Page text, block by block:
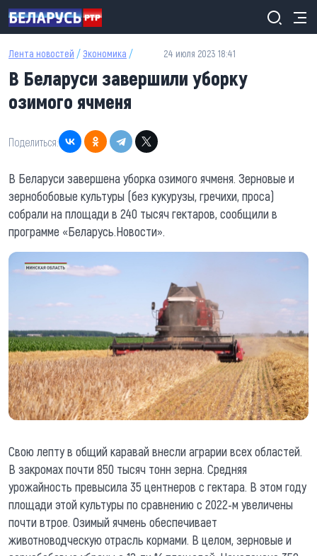
Перейти к основному содержанию
Лента новостей / Экономика / 24 июля 2023 18:41
В Беларуси завершили уборку
озимого ячменя
Поделиться:
В Беларуси завершена уборка озимого ячменя. Зерновые и
зернобобовые культуры (без кукурузы, гречихи, проса)
собрали на площади в 240 тысяч гектаров, сообщили в
программе «Беларусь.Новости».
Свою лепту в общий каравай внесли аграрии всех областей.
В закромах почти 850 тысяч тонн зерна. Средняя
урожайность превысила 35 центнеров с гектара. В этом году
площади этой культуры по сравнению с 2022-м увеличены
почти втрое. Озимый ячмень обеспечивает
животноводческую отрасль кормами. В целом, зерновые и